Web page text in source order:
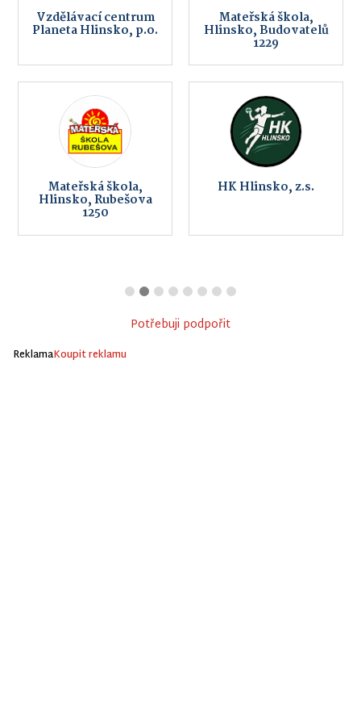
Vzdělávací centrum
Planeta Hlinsko, p.o.
Mateřská škola,
Hlinsko, Budovatelů
1229
Mateřská škola,
Hlinsko, Rubešova
1250
HK Hlinsko, z.s.
Potřebuji podpořit
ReklamaKoupit reklamu